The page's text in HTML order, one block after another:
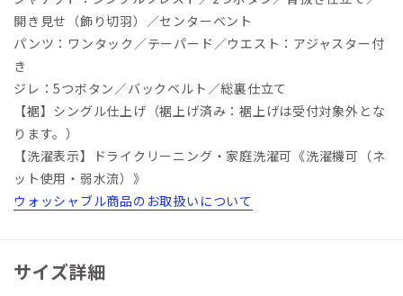
開き見せ（飾り切羽）／センターベント
パンツ：ワンタック／テーパード／ウエスト：アジャスター付
き
ジレ：5つボタン／バックベルト／総裏仕立て
【裾】シングル仕上げ（裾上げ済み：裾上げは受付対象外とな
ります。）
【洗濯表示】ドライクリーニング・家庭洗濯可《洗濯機可（ネ
ット使用・弱水流）》
ウォッシャブル商品のお取扱いについて
サイズ詳細